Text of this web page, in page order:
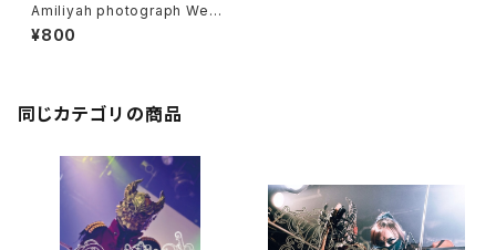
Amiliyah photograph West
er No.11～14
¥800
同じカテゴリの商品